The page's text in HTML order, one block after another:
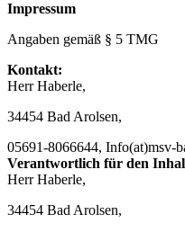
Impressum
Angaben gemäß § 5 TMG
Kontakt:
Herr Haberle,
34454 Bad Arolsen,
05691-8066644, Info(at)msv-
Verantwortlich für den
Herr Haberle,
34454 Bad Arolsen,